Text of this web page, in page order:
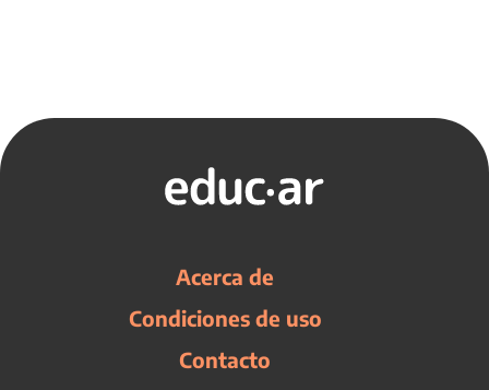
Acerca de
Condiciones de uso
Contacto